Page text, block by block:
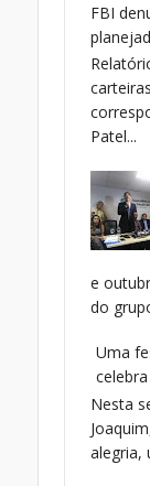
FBI
Patel...
e
do
Uma
Nesta
alegria,